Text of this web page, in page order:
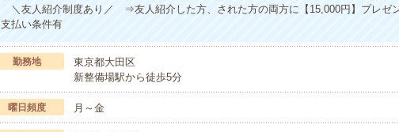
＼友人紹介制度あり／ ⇒友人紹介した方、された方の両方に【15,000円】プレ
支払い条件有
勤務地
東京都大田区
新整備場駅から徒歩5分
曜日頻度 月～金